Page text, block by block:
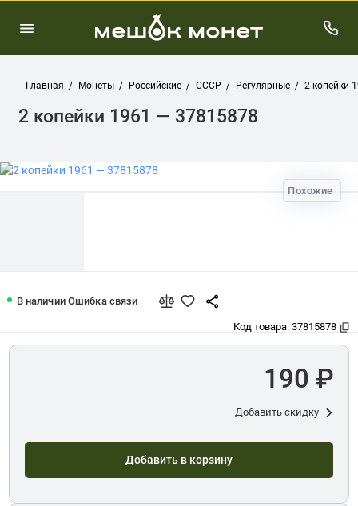
Главная Монеты Российские СССР Регулярные 2 копейки
2 копейки 1961 — 37815878
Похожие
В наличии Ошибка связи
Код товара: 37815878
190 ₽
Добавить скидку
Добавить в корзину